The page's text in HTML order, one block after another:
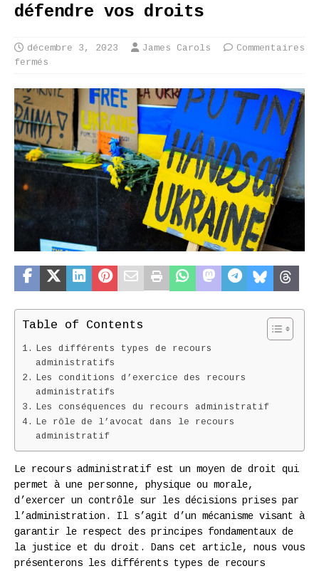
défendre vos droits
décembre 3, 2023 James Carols
Commentaires
fermés
Table of Contents
Les différents types de recours
administratifs
Les conditions d’exercice des recours
administratifs
Les conséquences du recours administratif
Le rôle de l’avocat dans le recours
administratif
Le recours administratif est un moyen de droit qui
permet à une personne, physique ou morale,
d’exercer un contrôle sur les décisions prises par
l’administration. Il s’agit d’un mécanisme visant à
garantir le respect des principes fondamentaux de
la justice et du droit. Dans cet article, nous vous
présenterons les différents types de recours